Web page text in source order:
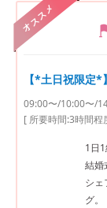
オススメ
【*土日祝限定
09:00〜/10:00〜/
[ 所要時間:3時間程
1日
結婚
シェ
グ